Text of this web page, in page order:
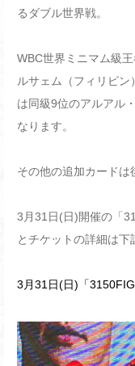
るダブル世界戦。
WBC世界ミニマム級
ルサェム（フィリピ
は同級9位のアルアル
なります。
その他の追加カードは
3月31日(日)開催の「
とチケットの詳細は下
3月31日(日)「